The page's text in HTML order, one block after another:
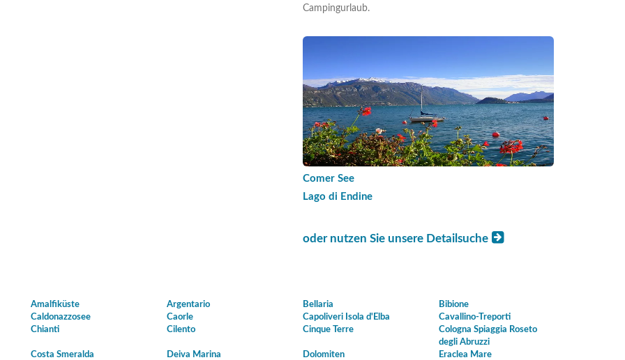
Campingurlaub.
Comer See
Lago di Endine
oder nutzen Sie unsere Detailsuche
Amalfiküste Argentario Bellaria
Bibione
Caldonazzosee Caorle Capoliveri Isola d'Elba
Cavallino-Treporti
Chianti Cilento Cinque Terre
Cologna Spiaggia Roseto
degli Abruzzi
Costa Smeralda Deiva Marina Dolomiten
Eraclea Mare